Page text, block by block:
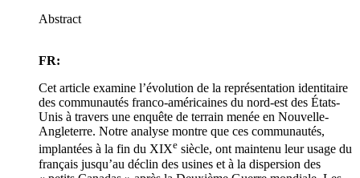
Abstract
FR:
Cet article examine l’évolution de la représentation identitaire
des communautés franco-américaines du nord-est des États-
Unis à travers une enquête de terrain menée en Nouvelle-
Angleterre. Notre analyse montre que ces communautés,
implantées à la fin du XIXe siècle, ont maintenu leur usage du
français jusqu’au déclin des usines et à la dispersion des